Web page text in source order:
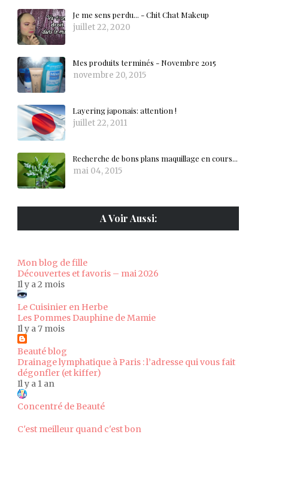
Je me sens perdu... - Chit Chat Makeup
juillet 22, 2020
Mes produits terminés - Novembre 2015
novembre 20, 2015
Layering japonais: attention !
juillet 22, 2011
Recherche de bons plans maquillage en cours...
mai 04, 2015
A Voir Aussi:
Mon blog de fille
Découvertes et favoris – mai 2026
Il y a 2 mois
Le Cuisinier en Herbe
Les Pommes Dauphine de Mamie
Il y a 7 mois
Beauté blog
Drainage lymphatique à Paris : l’adresse qui vous fait
dégonfler (et kiffer)
Il y a 1 an
Concentré de Beauté
C'est meilleur quand c'est bon